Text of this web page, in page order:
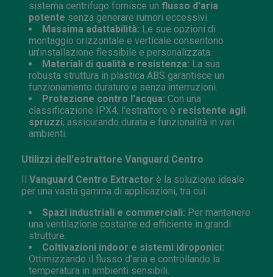
sistema centrifugo fornisce un flusso d'aria
potente senza generare rumori eccessivi.
Massima adattabilità: Le sue opzioni di
montaggio orizzontale e verticale consentono
un'installazione flessibile e personalizzata.
Materiali di qualità e resistenza: La sua
robusta struttura in plastica ABS garantisce un
funzionamento duraturo e senza interruzioni.
Protezione contro l'acqua: Con una
classificazione IPX4, l'estrattore è resistente agli
spruzzi, assicurando durata e funzionalità in vari
ambienti.
Utilizzi dell'estrattore Vanguard Centro
Il Vanguard Centro Extractor è la soluzione ideale
per una vasta gamma di applicazioni, tra cui:
Spazi industriali e commerciali: Per mantenere
una ventilazione costante ed efficiente in grandi
strutture.
Coltivazioni indoor e sistemi idroponici:
Ottimizzando il flusso d'aria e controllando la
temperatura in ambienti sensibili.